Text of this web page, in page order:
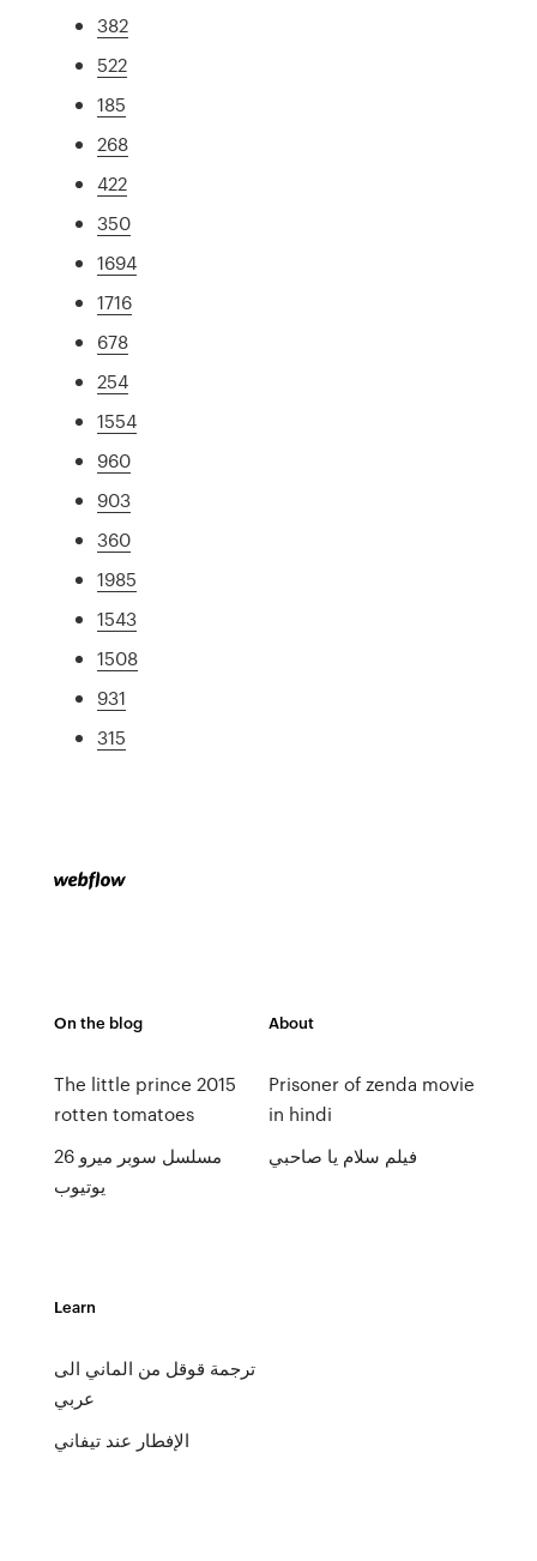
382
522
185
268
422
350
1694
1716
678
254
1554
960
903
360
1985
1543
1508
931
315
On the blog
The little prince 2015
rotten tomatoes
مسلسل سوبر ميرو 26
يوتيوب
About
Prisoner of zenda movie
in hindi
فيلم سلام يا صاحبي
Learn
ترجمة قوقل من الماني الى
عربي
الإفطار عند تيفاني